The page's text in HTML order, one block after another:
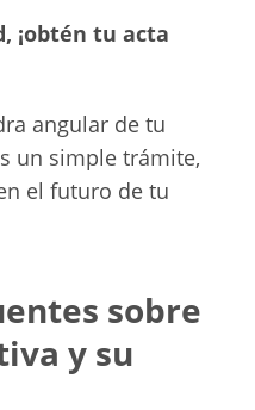
¡obtén tu acta
angular de tu
un simple trámite,
el futuro de tu
sobre
y su